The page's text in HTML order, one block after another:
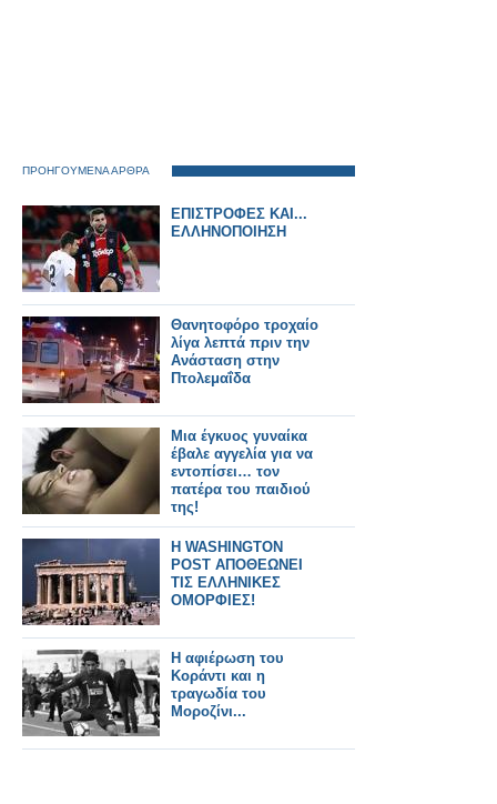
ΠΡΟΗΓΟΥΜΕΝΑ ΑΡΘΡΑ
ΕΠΙΣΤΡΟΦΕΣ ΚΑΙ...
ΕΛΛΗΝΟΠΟΙΗΣΗ
Θανητοφόρο τροχαίο
λίγα λεπτά πριν την
Ανάσταση στην
Πτολεμαΐδα
Μια έγκυος γυναίκα
έβαλε αγγελία για να
εντοπίσει… τον
πατέρα του παιδιού
της!
Η WASHINGTON
POST ΑΠΟΘΕΩΝΕΙ
ΤΙΣ ΕΛΛΗΝΙΚΕΣ
ΟΜΟΡΦΙΕΣ!
Η αφιέρωση του
Κοράντι και η
τραγωδία του
Μοροζίνι...